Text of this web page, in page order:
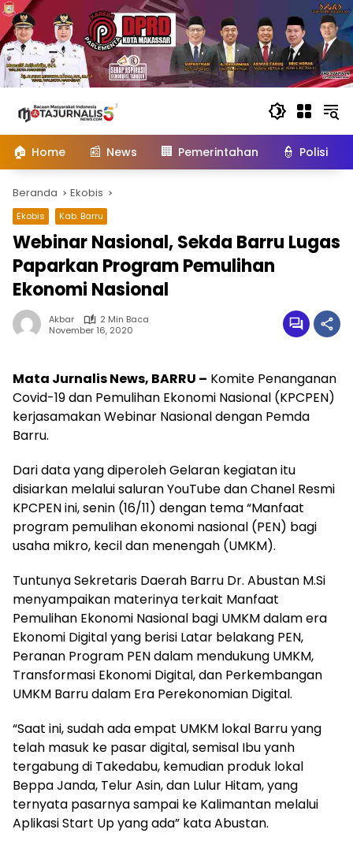
konten
🏠 Home 📰 News 🏢 Pemerintahan 👮 Polisi
Beranda Ekobis
Ekobis Kab. Barru
Webinar Nasional, Sekda Barru Lugas
Paparkan Program Pemulihan
Ekonomi Nasional
Akbar
2 Min Baca
November 16, 2020
Mata Jurnalis News, BARRU – Komite Penanganan
Covid-19 dan Pemulihan Ekonomi Nasional (KPCPEN)
kerjasamakan Webinar Nasional dengan Pemda
Barru.
Dari data yang diperoleh Gelaran kegiatan itu
disiarkan melalui saluran YouTube dan Chanel Resmi
KPCPEN ini, senin (16/11) dengan tema “Manfaat
program pemulihan ekonomi nasional (PEN) bagi
usaha mikro, kecil dan menengah (UMKM).
Tuntunya Sekretaris Daerah Barru Dr. Abustan M.Si
menyampaikan materinya terkait Manfaat
Pemulihan Ekonomi Nasional bagi UMKM dalam era
Ekonomi Digital yang berisi Latar belakang PEN,
Peranan Program PEN dalam mendukung UMKM,
Transformasi Ekonomi Digital, dan Perkembangan
UMKM Barru dalam Era Perekonomian Digital.
“Saat ini, sudah ada empat UMKM lokal Barru yang
telah masuk ke pasar digital, semisal Ibu yanh
tergabung di Takedabu, kemudian produk lokal
Beppa Janda, Telur Asin, dan Lulur Hitam, yang
ternyata pasarnya sampai ke Kalimantan melalui
Aplikasi Start Up yang ada” kata Abustan.